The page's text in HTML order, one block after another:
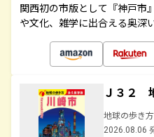
関西初の市版として『神戸市
や文化、雑学に出合える奥深
Ｊ３２
地球の歩き
2026.08.06